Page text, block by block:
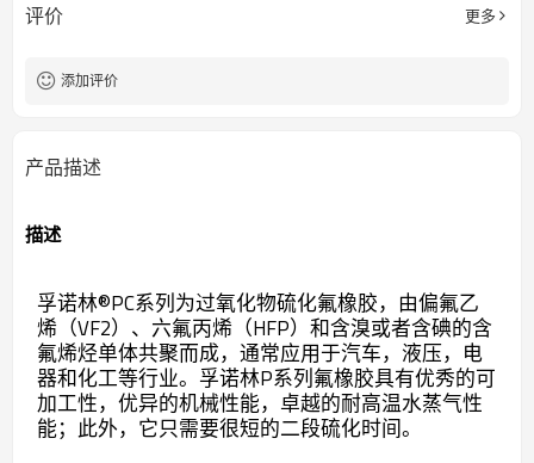
评价 更多
添加评价
产品描述
描述
孚诺林®PC系列为过氧化物硫化氟橡胶，由偏氟乙
烯（VF2）、六氟丙烯（HFP）和含溴或者含碘的含
氟烯烃单体共聚而成，通常应用于汽车，液压，电
器和化工等行业。孚诺林P系列氟橡胶具有优秀的可
加工性，优异的机械性能，卓越的耐高温水蒸气性
能；此外，它只需要很短的二段硫化时间。